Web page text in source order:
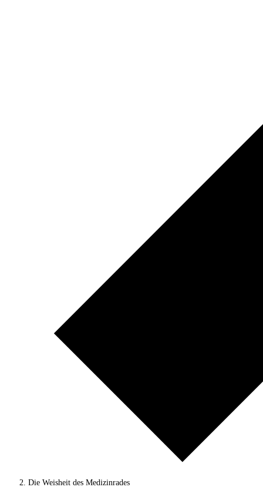
Die Weisheit des Medizinrades